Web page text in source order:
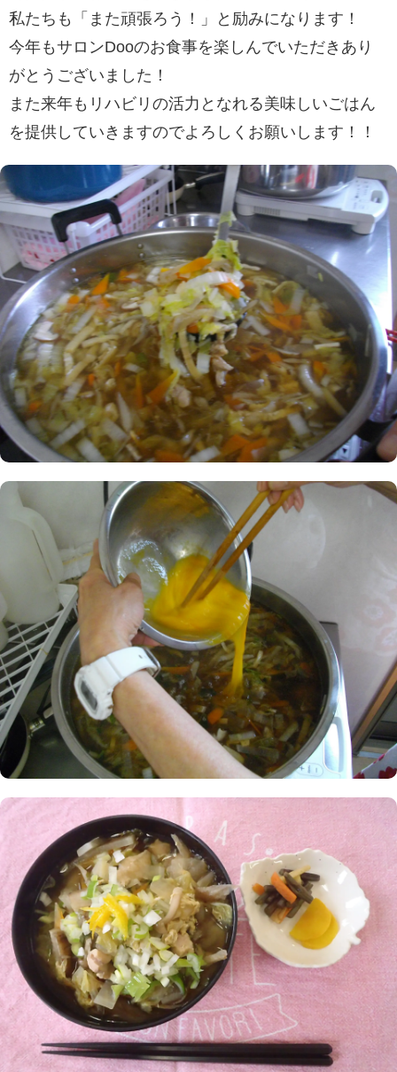
私たちも「また頑張ろう！」と励みになります！
今年もサロンDooのお食事を楽しんでいただきあり
がとうございました！
また来年もリハビリの活力となれる美味しいごはん
を提供していきますのでよろしくお願いします！！